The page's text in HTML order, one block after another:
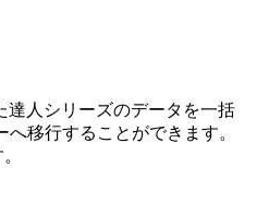
達人シリーズのデータを一括
移行することができます。